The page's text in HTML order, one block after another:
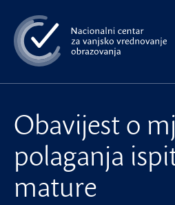
na
glavni
sadržaj
Obavijest o
polaganja
mature